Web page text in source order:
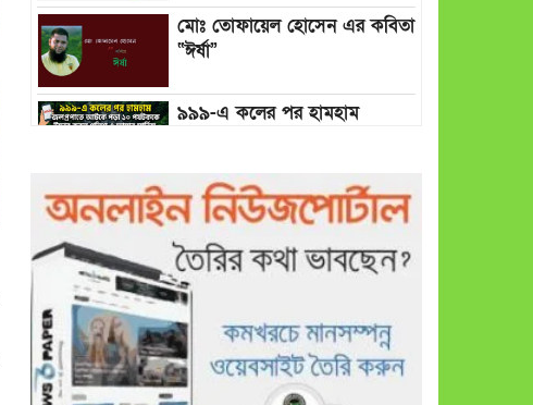
মোঃ তোফায়েল হোসেন এর কবিতা
“ঈর্ষা”
৯৯৯-এ কলের পর হামহাম
ফায়ার সার্ভিস
গাছ না কেটে আমাদের পুড়িয়ে
মারলে ভালো হতো’: বন বিভাগের
নিষ্ঠুরতায় নিঃস্ব কৃষক